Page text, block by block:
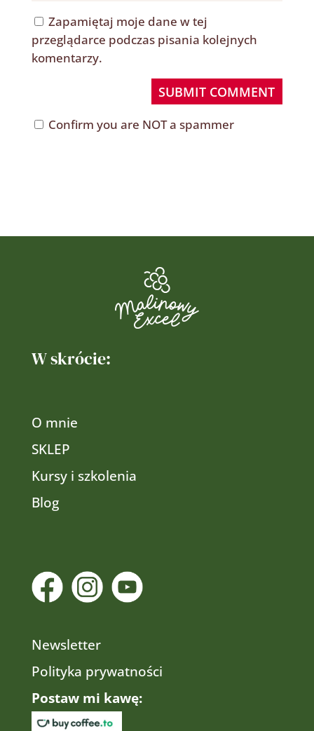
Zapamiętaj moje dane w tej
przeglądarce podczas pisania kolejnych
komentarzy.
SUBMIT COMMENT
Confirm you are NOT a spammer
W skrócie:
O mnie
SKLEP
Kursy i szkolenia
Blog
Newsletter
Polityka prywatności
Postaw mi kawę: